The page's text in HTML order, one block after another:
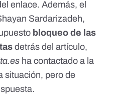
enlace. Además, el
Sardarizadeh,
bloqueo de las
detrás del artículo,
ha contactado a la
situación, pero de